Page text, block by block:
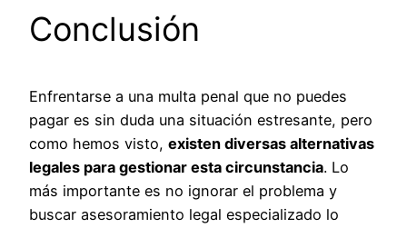
Conclusión
Enfrentarse a una multa penal que no puedes
pagar es sin duda una situación estresante, pero
como hemos visto, existen diversas alternativas
legales para gestionar esta circunstancia. Lo
más importante es no ignorar el problema y
buscar asesoramiento legal especializado lo